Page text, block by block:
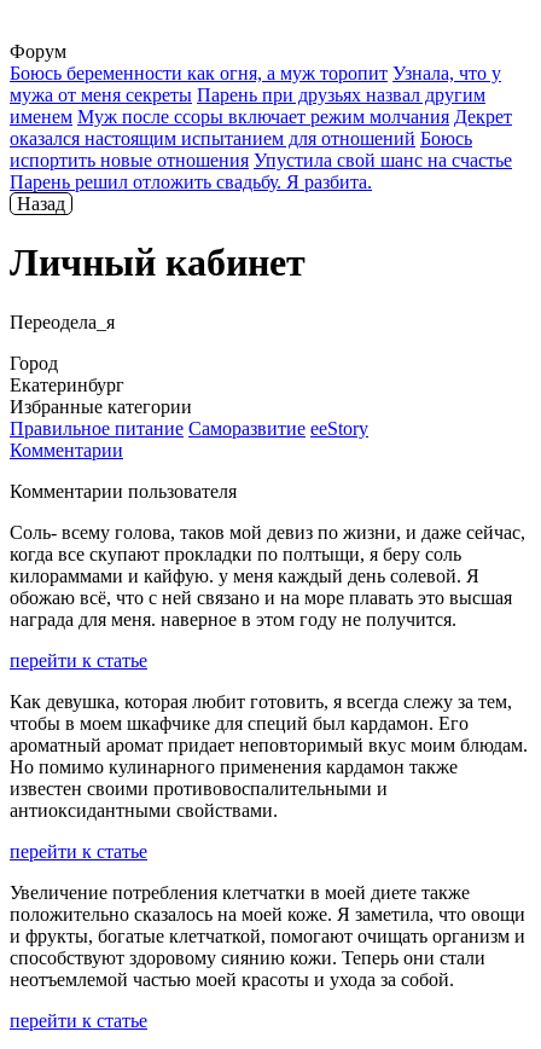
Форум
Боюсь беременности как огня, а муж торопит Узнала, что у
мужа от меня секреты Парень при друзьях назвал другим
именем Муж после ссоры включает режим молчания Декрет
оказался настоящим испытанием для отношений Боюсь
испортить новые отношения Упустила свой шанс на счастье
Парень решил отложить свадьбу. Я разбита.
Назад
Личный кабинет
Переодела_я
Город
Екатеринбург
Избранные категории
Правильное питание Саморазвитие ееStory
Комментарии
Комментарии пользователя
Соль- всему голова, таков мой девиз по жизни, и даже сейчас,
когда все скупают прокладки по полтыщи, я беру соль
килораммами и кайфую. у меня каждый день солевой. Я
обожаю всё, что с ней связано и на море плавать это высшая
награда для меня. наверное в этом году не получится.
перейти к статье
Как девушка, которая любит готовить, я всегда слежу за тем,
чтобы в моем шкафчике для специй был кардамон. Его
ароматный аромат придает неповторимый вкус моим блюдам.
Но помимо кулинарного применения кардамон также
известен своими противовоспалительными и
антиоксидантными свойствами.
перейти к статье
Увеличение потребления клетчатки в моей диете также
положительно сказалось на моей коже. Я заметила, что овощи
и фрукты, богатые клетчаткой, помогают очищать организм и
способствуют здоровому сиянию кожи. Теперь они стали
неотъемлемой частью моей красоты и ухода за собой.
перейти к статье